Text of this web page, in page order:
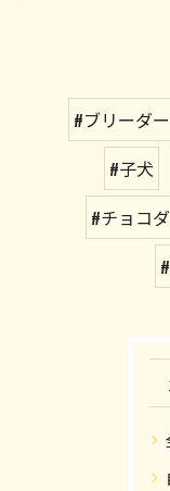
#ブリーダー
#子犬
#チョコ